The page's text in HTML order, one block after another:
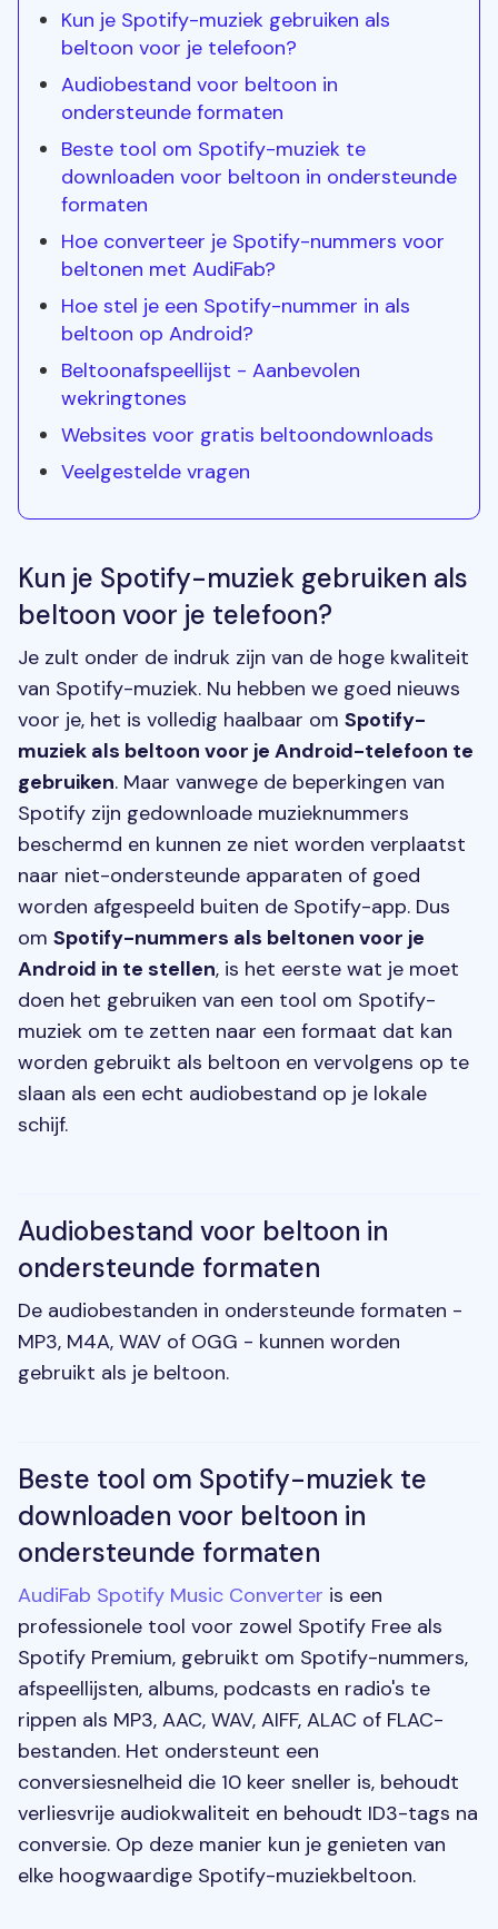
Kun je Spotify-muziek gebruiken als
beltoon voor je telefoon?
Audiobestand voor beltoon in
ondersteunde formaten
Beste tool om Spotify-muziek te
downloaden voor beltoon in ondersteunde
formaten
Hoe converteer je Spotify-nummers voor
beltonen met AudiFab?
Hoe stel je een Spotify-nummer in als
beltoon op Android?
Beltoonafspeellijst - Aanbevolen
wekringtones
Websites voor gratis beltoondownloads
Veelgestelde vragen
Kun je Spotify-muziek gebruiken als
beltoon voor je telefoon?
Je zult onder de indruk zijn van de hoge kwaliteit
van Spotify-muziek. Nu hebben we goed nieuws
voor je, het is volledig haalbaar om Spotify-
muziek als beltoon voor je Android-telefoon te
gebruiken. Maar vanwege de beperkingen van
Spotify zijn gedownloade muzieknummers
beschermd en kunnen ze niet worden verplaatst
naar niet-ondersteunde apparaten of goed
worden afgespeeld buiten de Spotify-app. Dus
om Spotify-nummers als beltonen voor je
Android in te stellen, is het eerste wat je moet
doen het gebruiken van een tool om Spotify-
muziek om te zetten naar een formaat dat kan
worden gebruikt als beltoon en vervolgens op te
slaan als een echt audiobestand op je lokale
schijf.
Audiobestand voor beltoon in
ondersteunde formaten
De audiobestanden in ondersteunde formaten -
MP3, M4A, WAV of OGG - kunnen worden
gebruikt als je beltoon.
Beste tool om Spotify-muziek te
downloaden voor beltoon in
ondersteunde formaten
AudiFab Spotify Music Converter is een
professionele tool voor zowel Spotify Free als
Spotify Premium, gebruikt om Spotify-nummers,
afspeellijsten, albums, podcasts en radio's te
rippen als MP3, AAC, WAV, AIFF, ALAC of FLAC-
bestanden. Het ondersteunt een
conversiesnelheid die 10 keer sneller is, behoudt
verliesvrije audiokwaliteit en behoudt ID3-tags na
conversie. Op deze manier kun je genieten van
elke hoogwaardige Spotify-muziekbeltoon.